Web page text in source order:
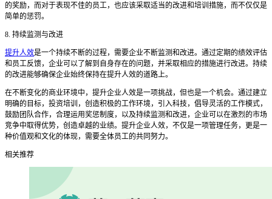
的奖励，而对于表现不佳的员工，也应该采取适当的改进和培训措施，而不仅仅是
简单的惩罚。
8. 持续监测与改进
提升人效是一个持续不断的过程，需要企业不断监测和改进。通过定期的绩效评估
和员工反馈，企业可以了解到自身存在的问题，并采取相应的措施进行改进。持续
的改进能够确保企业始终保持在提升人效的道路上。
在不断变化的商业环境中，提升企业人效是一项挑战，但也是一个机会。通过建立
明确的目标，投资培训，创造积极的工作环境，引入科技，倡导灵活的工作模式，
鼓励团队合作，合理运用奖惩制度，以及持续监测和改进，企业可以在激烈的市场
竞争中取得优势，创造卓越的业绩。提升企业人效，不仅是一项管理任务，更是一
种价值观和文化的体现，需要全体员工的共同努力。
相关推荐